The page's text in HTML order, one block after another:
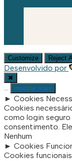
Customize Reject
Desenvolvido por
✖
mostrar mais
► Cookies
Cookies
como login
consentimento.
Nenhum
► Cookies
Cookies